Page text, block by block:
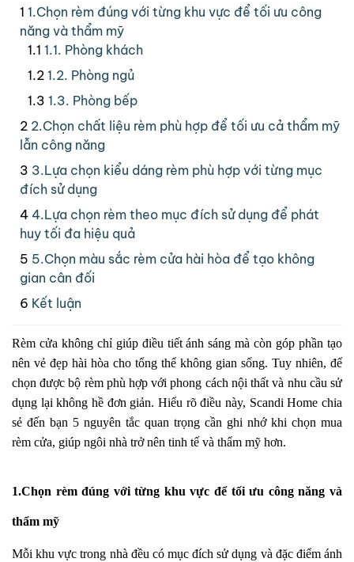
1.Chọn rèm đúng với từng khu vực để tối ưu công
năng và thẩm mỹ
1.1. Phòng khách
1.2. Phòng ngủ
1.3. Phòng bếp
2.Chọn chất liệu rèm phù hợp để tối ưu cả thẩm mỹ
lẫn công năng
3.Lựa chọn kiểu dáng rèm phù hợp với từng mục
đích sử dụng
4.Lựa chọn rèm theo mục đích sử dụng để phát
huy tối đa hiệu quả
5.Chọn màu sắc rèm cửa hài hòa để tạo không
gian cân đối
Kết luận
Rèm cửa không chỉ giúp điều tiết ánh sáng mà còn góp phần tạo
nên vẻ đẹp hài hòa cho tổng thể không gian sống. Tuy nhiên, để
chọn được bộ rèm phù hợp với phong cách nội thất và nhu cầu sử
dụng lại không hề đơn giản. Hiểu rõ điều này, Scandi Home chia
sẻ đến bạn 5 nguyên tắc quan trọng cần ghi nhớ khi chọn mua
rèm cửa, giúp ngôi nhà trở nên tinh tế và thẩm mỹ hơn.
1.Chọn rèm đúng với từng khu vực để tối ưu công năng và
thẩm mỹ
Mỗi khu vực trong nhà đều có mục đích sử dụng và đặc điểm ánh